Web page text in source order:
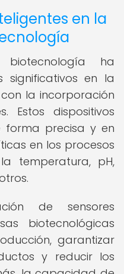
en la
ha
significativos en la
la incorporación
Estos dispositivos
forma precisa y en
en los procesos
temperatura, pH,
de sensores
biotecnológicas
garantizar
y reducir los